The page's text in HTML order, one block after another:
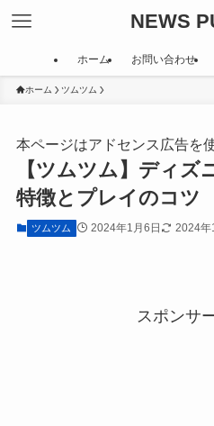
NEWS
ホーム お問い合わせ
ホーム ツムツム
本ページはアドセンス広告を
【ツムツム】ディズ
特徴とプレイのコツ
ツムツム 2024年1月6日 2024年
スポンサ